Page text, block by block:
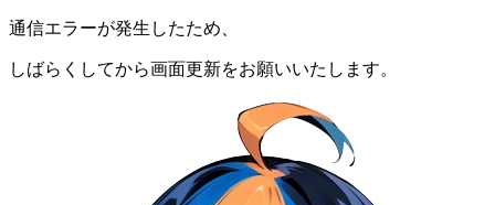
通信エラーが発生したため、
しばらくしてから画面更新をお願いいたします。